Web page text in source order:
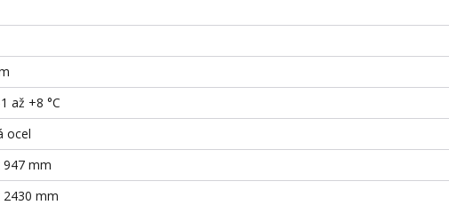
až +8 °C
ocel
947 mm
2430 mm